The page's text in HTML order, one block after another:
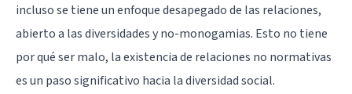
incluso se tiene un enfoque desapegado de las relaciones,
abierto a las diversidades y no-monogamias. Esto no tiene
por qué ser malo, la existencia de relaciones no normativas
es un paso significativo hacia la diversidad social.